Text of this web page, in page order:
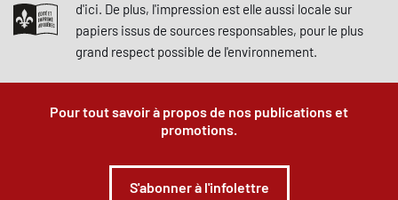
d'ici. De plus, l'impression est elle aussi locale sur
papiers issus de sources responsables, pour le plus
grand respect possible de l'environnement.
Pour tout savoir à propos de nos publications et
promotions.
S'abonner à l'infolettre